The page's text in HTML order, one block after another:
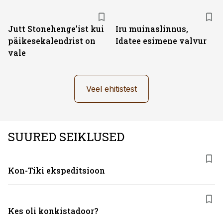
Jutt Stonehenge’ist kui
päikesekalendrist on
vale
Iru muinaslinnus,
Idatee esimene valvur
Veel ehitistest
SUURED SEIKLUSED
Kon-Tiki ekspeditsioon
Kes oli konkistadoor?